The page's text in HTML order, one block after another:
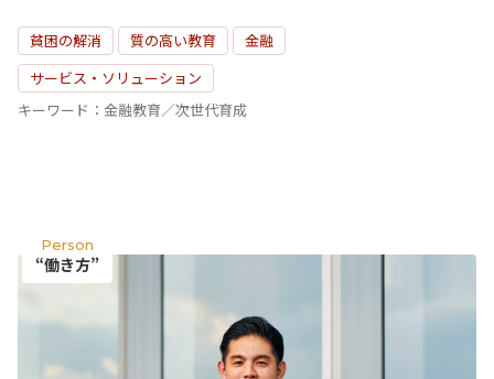
貧困の解消 質の高い教育
金融
サービス・ソリューション
キーワード：金融教育／次世代育成
Person
“働き方”